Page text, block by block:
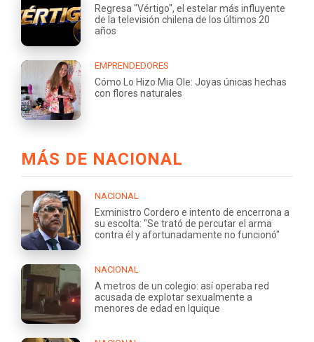
Regresa "Vértigo", el estelar más influyente
de la televisión chilena de los últimos 20
años
EMPRENDEDORES
Cómo Lo Hizo Mia Ole: Joyas únicas hechas
con flores naturales
MÁS DE NACIONAL
NACIONAL
Exministro Cordero e intento de encerrona a
su escolta: "Se trató de percutar el arma
contra él y afortunadamente no funcionó"
NACIONAL
A metros de un colegio: así operaba red
acusada de explotar sexualmente a
menores de edad en Iquique